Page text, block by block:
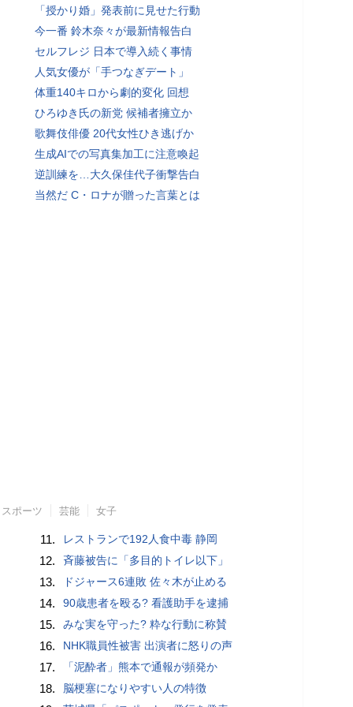
「授かり婚」発表前に見せた行動
今一番 鈴木奈々が最新情報告白
セルフレジ 日本で導入続く事情
人気女優が「手つなぎデート」
体重140キロから劇的変化 回想
ひろゆき氏の新党 候補者擁立か
歌舞伎俳優 20代女性ひき逃げか
生成AIでの写真集加工に注意喚起
逆訓練を…大久保佳代子衝撃告白
当然だ C・ロナが贈った言葉とは
スポーツ 芸能 女子
11. レストランで192人食中毒 静岡
12. 斉藤被告に「多目的トイレ以下」
13. ドジャース6連敗 佐々木が止める
14. 90歳患者を殴る? 看護助手を逮捕
15. みな実を守った? 粋な行動に称賛
16. NHK職員性被害 出演者に怒りの声
17. 「泥酔者」熊本で通報が頻発か
18. 脳梗塞になりやすい人の特徴